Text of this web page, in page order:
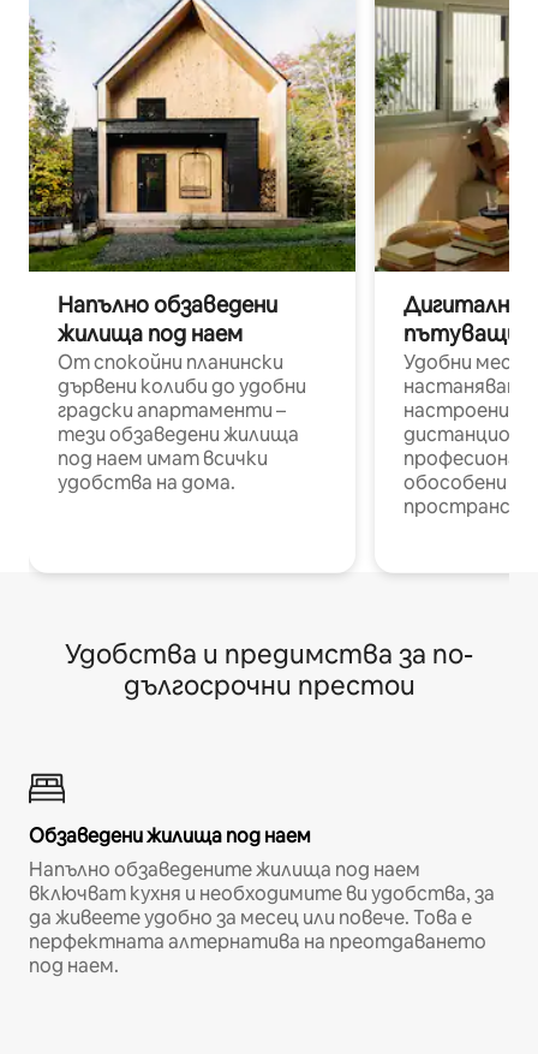
Напълно обзаведени
жилища под наем
От спокойни планински
дървени колиби до удобни
градски апартаменти –
тези обзаведени жилища
под наем имат всички
удобства на дома.
Дигитални
пътуващи
Удобни
настаняване
настроени и
обособени
Удобства и предимства за по-
дългосрочни престои
Обзаведени жилища под наем
Напълно обзаведените жилища под наем
включват кухня и необходимите ви удобства, за
да живеете удобно за месец или повече. Това е
перфектната алтернатива на преотдаването
под наем.